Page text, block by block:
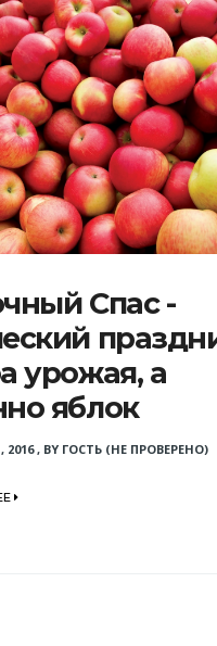
Спас -
урожая, а
яблок
2016, BY ГОСТЬ (НЕ ПРОВЕРЕНО)